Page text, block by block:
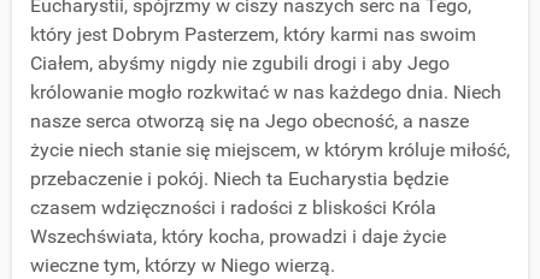
Eucharystii, spójrzmy w ciszy naszych serc na Tego,
który jest Dobrym Pasterzem, który karmi nas swoim
Ciałem, abyśmy nigdy nie zgubili drogi i aby Jego
królowanie mogło rozkwitać w nas każdego dnia. Niech
nasze serca otworzą się na Jego obecność, a nasze
życie niech stanie się miejscem, w którym króluje miłość,
przebaczenie i pokój. Niech ta Eucharystia będzie
czasem wdzięczności i radości z bliskości Króla
Wszechświata, który kocha, prowadzi i daje życie
wieczne tym, którzy w Niego wierzą.